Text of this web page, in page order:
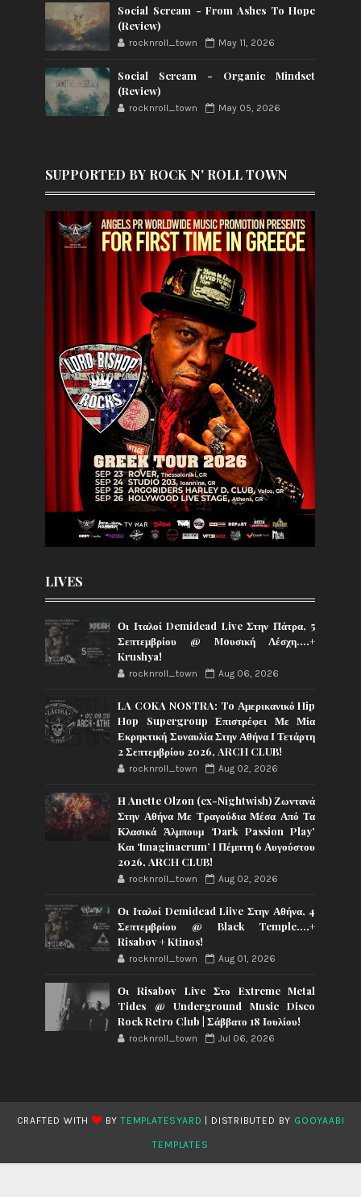
Social Scream - From Ashes To Hope
(Review)
rocknroll_town May 11, 2026
Social Scream - Organic Mindset
(Review)
rocknroll_town May 05, 2026
SUPPORTED BY ROCK N' ROLL TOWN
LIVES
Οι Ιταλοί Demidead Live Στην Πάτρα, 5
Σεπτεμβρίου @ Moυσική Λέσχη….+
Krushya!
rocknroll_town Aug 06, 2026
LA COKA NOSTRA: To Αμερικανικό Hip
Hop Supergroup Επιστρέφει Με Μία
Εκρηκτική Συναυλία Στην Αθήνα Ι Τετάρτη
2 Σεπτεμβρίου 2026, ARCH CLUB!
rocknroll_town Aug 02, 2026
Η Anette Olzon (ex-Nightwish) Ζωντανά
Στην Αθήνα Με Τραγούδια Μέσα Από Τα
Κλασικά Άλμπουμ ‘Dark Passion Play’
Και ‘Imaginaerum’ I Πέμπτη 6 Αυγούστου
2026, ARCH CLUB!
rocknroll_town Aug 02, 2026
Οι Ιταλοί Demidead Liive Στην Αθήνα, 4
Σεπτεμβρίου @ Black Temple….+
Risabov + Ktinos!
rocknroll_town Aug 01, 2026
Οι Risabov Live Στο Extreme Metal
Tides @ Underground Music Disco
Rock Retro Club | Σάββατο 18 Ιουλίου!
rocknroll_town Jul 06, 2026
CRAFTED WITH BYTEMPLATESYARD | DISTRIBUTED BY GOOYAABI
TEMPLATES